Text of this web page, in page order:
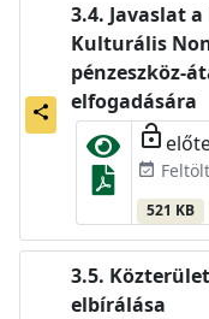
share
Javaslat
Kulturális
pénzeszköz-
elfogadására
lock_open
event_available
521 KB
elbírálása